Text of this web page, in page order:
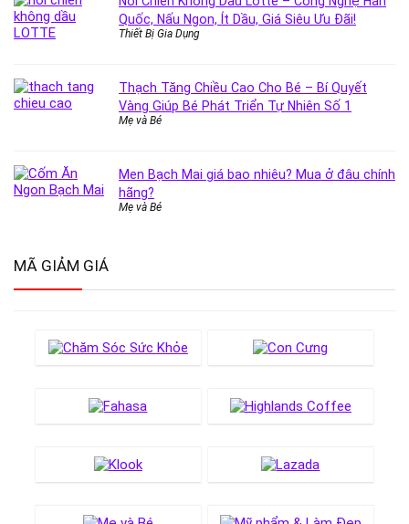
Quốc, Nấu Ngon, Ít Dầu, Giá Siêu Ưu Đãi!
Thiết Bị Gia Dụng
Thạch Tăng Chiều Cao Cho Bé – Bí Quyết
Vàng Giúp Bé Phát Triển Tự Nhiên Số 1
Mẹ và Bé
Men Bạch Mai giá bao nhiêu? Mua ở đâu chính
hãng?
Mẹ và Bé
MÃ GIẢM GIÁ